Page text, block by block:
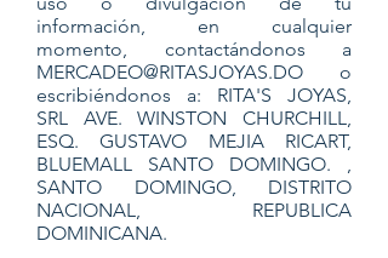
información, en cualquier
momento, contactándonos a
MERCADEO@RITASJOYAS.DO o
escribiéndonos a: RITA'S JOYAS,
SRL AVE. WINSTON CHURCHILL,
ESQ. GUSTAVO MEJIA RICART,
BLUEMALL SANTO DOMINGO. ,
SANTO DOMINGO, DISTRITO
NACIONAL, REPUBLICA
DOMINICANA.